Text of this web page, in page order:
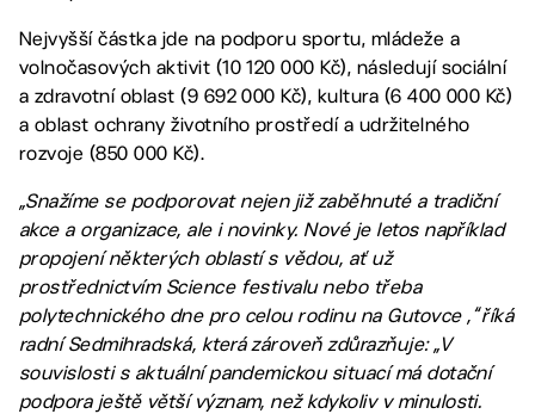
Nejvyšší částka jde na podporu sportu, mládeže a
volnočasových aktivit (10 120 000 Kč), následují sociální
a zdravotní oblast (9 692 000 Kč), kultura (6 400 000 Kč)
a oblast ochrany životního prostředí a udržitelného
rozvoje (850 000 Kč).
„Snažíme se podporovat nejen již zaběhnuté a tradiční
akce a organizace, ale i novinky. Nové je letos například
propojení některých oblastí s vědou, ať už
prostřednictvím Science festivalu nebo třeba
polytechnického dne pro celou rodinu na Gutovce ,“ říká
radní Sedmihradská, která zároveň zdůrazňuje: „V
souvislosti s aktuální pandemickou situací má dotační
podpora ještě větší význam, než kdykoliv v minulosti.